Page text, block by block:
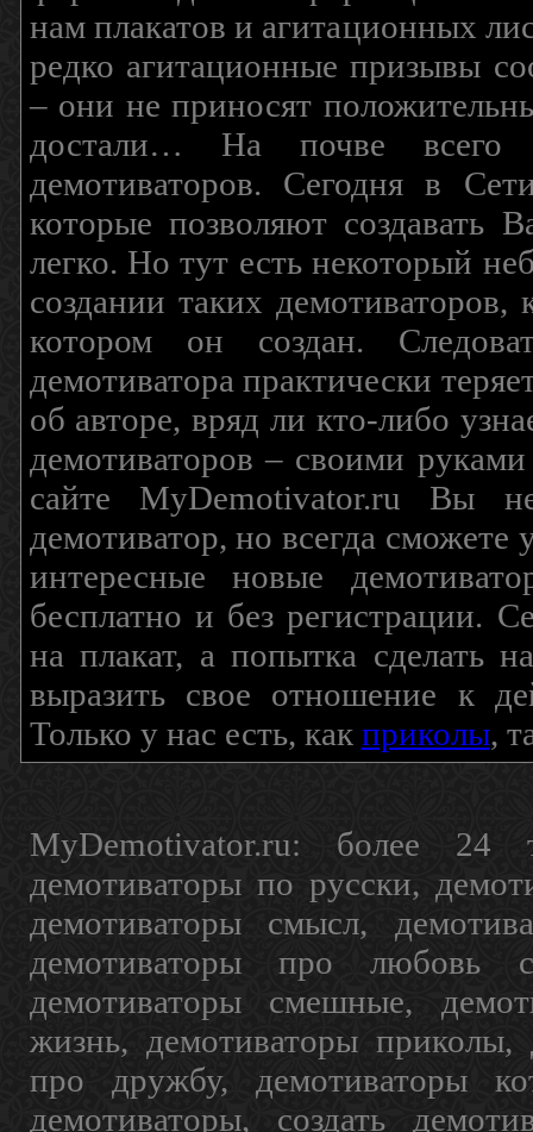
нам плакатов и агитационных
редко агитационные призывы
– они не приносят
достали… На почве всего
демотиваторов. Сегодня в
которые позволяют создавать
легко. Но тут есть некоторый
создании таких
котором он создан.
демотиватора практически
об авторе, вряд ли кто-либо
демотиваторов – своими
сайте MyDemotivator.ru Вы
демотиватор, но всегда сможете
интересные новые
бесплатно и без регистрации.
на плакат, а попытка
выразить свое отношение к
Только у нас есть, как приколы,
MyDemotivator.ru: более 24
демотиваторы по русски,
демотиваторы смысл,
демотиваторы про любовь
демотиваторы смешные,
жизнь, демотиваторы приколы,
про дружбу, демотиваторы
демотиваторы, создать